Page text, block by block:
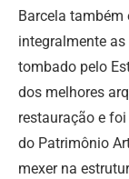
Barcela também
integralmente
tombado pelo
dos melhores
restauração e
do Patrimônio
mexer na